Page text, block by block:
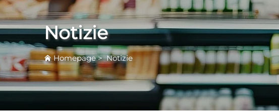
Notizie
Homepage>Notizie